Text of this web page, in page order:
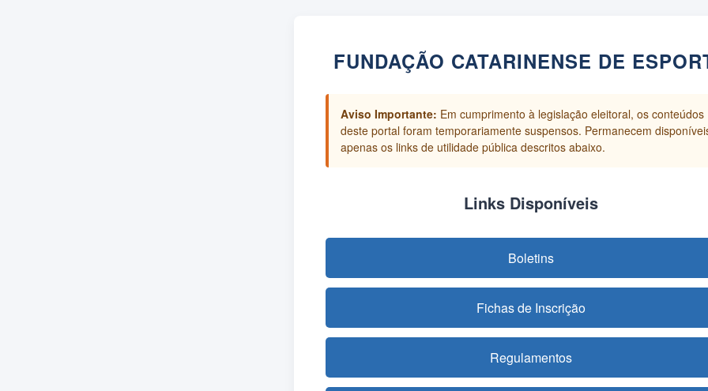
FUNDAÇÃO CATARINENSE DE
Aviso Importante: Em cumprimento à legislação eleitoral, os conteúdos
deste portal foram temporariamente suspensos. Permanecem
apenas os links de utilidade pública descritos abaixo.
Links Disponíveis
Boletins
Fichas de Inscrição
Regulamentos